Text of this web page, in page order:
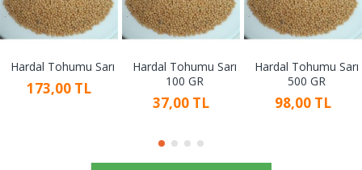
Hardal Tohumu Sarı
173,00 TL
Hardal Tohumu Sarı
100 GR
37,00 TL
Hardal Tohumu Sarı
500 GR
98,00 TL